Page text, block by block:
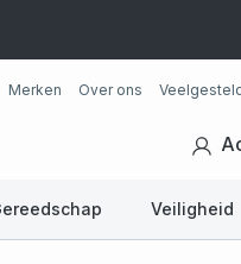
Merken Over ons
Veiligheid